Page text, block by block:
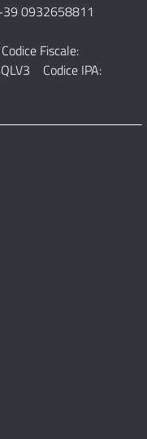
0932658811
Codice Fiscale:
Codice IPA: